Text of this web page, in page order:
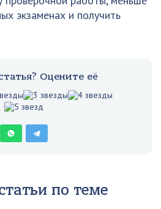
экзаменах и получить
Оцените её
по теме